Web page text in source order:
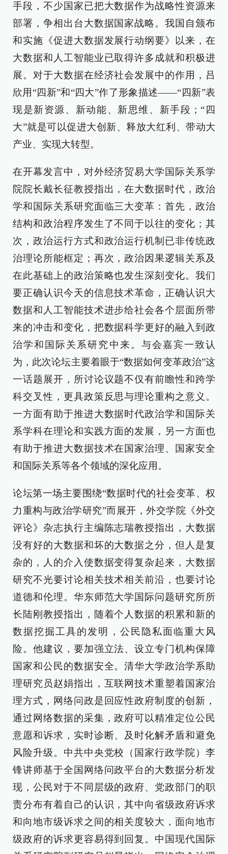
手段，不少国家已把大数据作为战略性资源来
部署，争相出台大数据国家战略。我国自颁布
和实施《促进大数据发展行动纲要》以来，在
大数据和人工智能业已取得许多成就和积极进
展。对于大数据在经济社会发展中的作用，吕
欣用“四新”和“四大”作了形象描述——“四新”表
现是新资源、新动能、新思维、新手段；“四
大”就是可以促进大创新、释放大红利、带动大
产业、实现大转型。
在开幕发言中，对外经济贸易大学国际关系学
院院长戴长征教授指出，在大数据时代，政治
学和国际关系研究面临三大变革：首先，政治
结构和政治程序发生了不同于以往的变化；其
次，政治运行方式和政治运行机制已非传统政
治理论所能框定；再次，政治因果逻辑关系及
在此基础上的政治策略也发生深刻变化。我们
要正确认识今天的信息技术革命，正确认识大
数据和人工智能技术进步给社会各个层面所带
来的冲击和变化，把数据科学更好的融入到政
治学和国际关系研究中来。与会嘉宾一致认
为，此次论坛主要着眼于“数据如何变革政治”这
一话题展开，所讨论议题不仅有前瞻性和跨学
科交叉性，更具政策反思与理论重构之意义。
一方面有助于推进大数据时代政治学和国际关
系学科在理论和实践方面的发展，另一方面也
有助于推进大数据技术在国家治理、国家安全
和国际关系等各个领域的深化应用。
论坛第一场主要围绕“数据时代的社会变革、权
力重构与政治学研究”而展开，外交学院《外交
评论》杂志执行主编陈志瑞教授指出，大数据
没有好的大数据和坏的大数据之分，但人是复
杂的，人的介入使数据变得复杂起来，大数据
研究不光要讨论相关技术相关前沿，也要讨论
道德和伦理。华东师范大学国际问题研究所所
长陆刚教授指出，随着个人数据的积累和新的
数据挖掘工具的发明，公民隐私面临重大风
险。他建议，要加强立法、设立专门机构保障
国家和公民的数据安全。清华大学政治学系助
理研究员赵娟指出，互联网技术重塑着国家治
理方式，网络问政是回应性政府制度的创新，
通过网络数据的采集，政府可以精准定位公民
意愿和诉求，实时诊断、及时化解矛盾和避免
风险升级。中共中央党校（国家行政学院）李
锋讲师基于全国网络问政平台的大数据分析发
现，公民对于不同层级的政府、党政部门的职
责分布有着自己的认识，其中向省级政府诉求
和向地市级诉求之间的相关度较大，面向地市
级政府的诉求更容易得到回复。中国现代国际